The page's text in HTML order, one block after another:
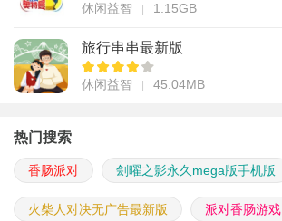
休闲益智 1.15GB
旅行串串最新版
休闲益智 45.04MB
热门搜索
香肠派对 刽曜之影永久mega版手机版
火柴人对决无广告最新版 派对香肠游戏